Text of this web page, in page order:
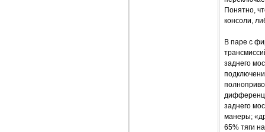
Понятно,
консоли,
В паре с
заднего
заднего
манеры;
65% тяги